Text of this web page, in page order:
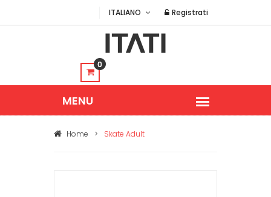
ITALIANO Registrati
0
Home > Skate Adult